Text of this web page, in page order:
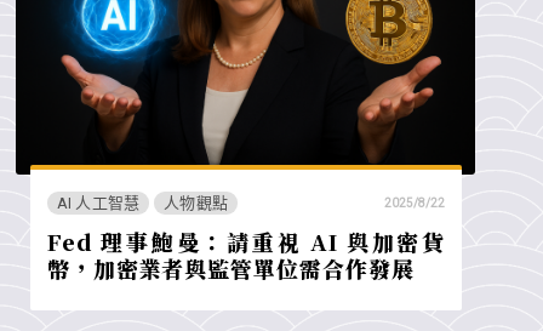
AI 人工智慧 人物觀點 2025/8/22
Fed 理事鮑曼：請重視 AI 與加密貨
幣，加密業者與監管單位需合作發展